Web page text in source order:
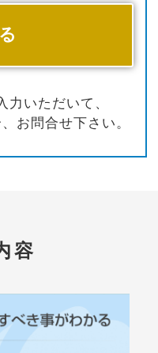
いただいて、
お問合せ下さい。
容